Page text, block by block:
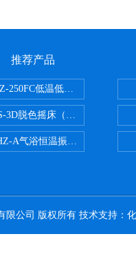
推荐产品
250FC低温低湿种子储藏柜
3D脱色摇床（三维运动）
A气浴恒温振荡器
限公司 版权所有 技术支持：